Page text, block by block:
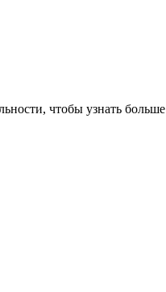
чтобы узнать больше